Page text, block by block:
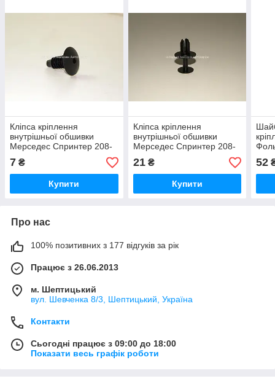
Кліпса кріплення
внутрішньої обшивки
Мерседес Спринтер 208-
416 1995-2006 ROMIX -
A12301
7 ₴
Купити
Кліпса кріплення
внутрішньої обшивки
Мерседес Спринтер 208-
416 1995-2006 ROMIX-
C10032
21₴
Купити
52
Про нас
100% позитивних з 177 відгуків за рік
Працює з 26.06.2013
м. Шептицький
вул. Шевченка 8/3, Шептицький, Україна
Контакти
Сьогодні працює з 09:00 до 18:00
Показати весь графік роботи